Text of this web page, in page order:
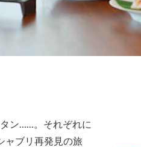
ン……。それぞれに
ャブリ再発見の旅